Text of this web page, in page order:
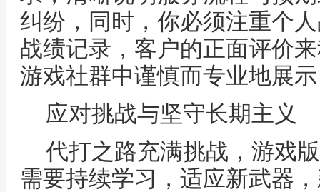
纠纷，同时，你必须注重个
战绩记录，客户的正面评价
游戏社群中谨慎而专业地展
应对挑战与坚守长期主义
代打之路充满挑战，游戏
需要持续学习，适应新武器